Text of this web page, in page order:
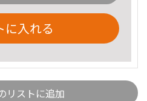
に入れる
リストに追加